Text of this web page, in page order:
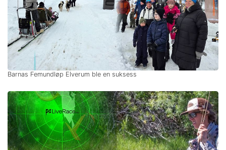
Barnas Femundløp Elverum ble en suksess